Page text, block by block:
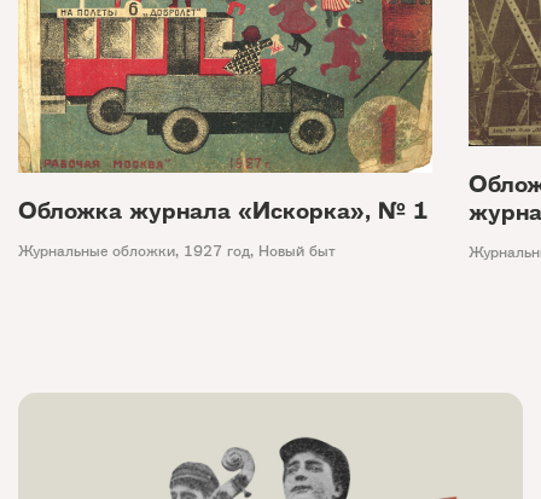
Обложка журнала «Искорка», № 1
Журнальные обложки, 1927 год, Новый быт